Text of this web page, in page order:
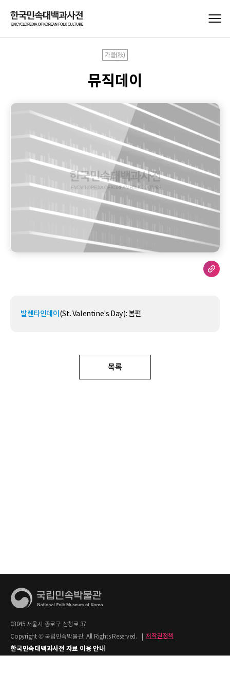
가을(秋)
뮤직데이
발렌타인데이 (St. Valentine's Day): 봄편
목록
03045 서울시 종로구 삼청로 37
Copyright © 국립민속박물관. All Rights Reserved.
저작권정책
한국민속대백과사전 자료 이용 안내